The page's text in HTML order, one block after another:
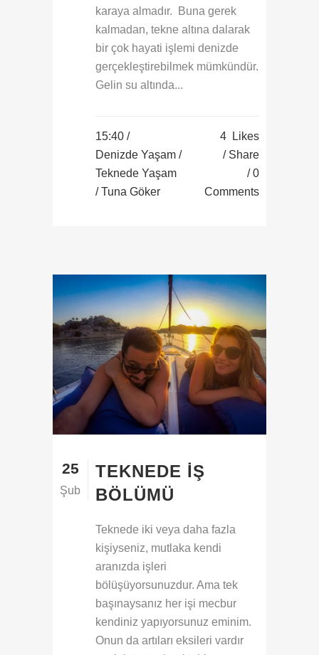
karaya almadır. Buna gerek
kalmadan, tekne altına dalarak
bir çok hayati işlemi denizde
gerçekleştirebilmek mümkündür.
Gelin su altında...
15:40 /
Denizde Yaşam /
Teknede Yaşam
/ Tuna Göker
4
Likes
Share
0
Comments
25
Şub
TEKNEDE İŞ
BÖLÜMÜ
Teknede iki veya daha fazla
kişiyseniz, mutlaka kendi
aranızda işleri
bölüşüyorsunuzdur. Ama tek
başınaysanız her işi mecbur
kendiniz yapıyorsunuz eminim.
Onun da artıları eksileri vardır